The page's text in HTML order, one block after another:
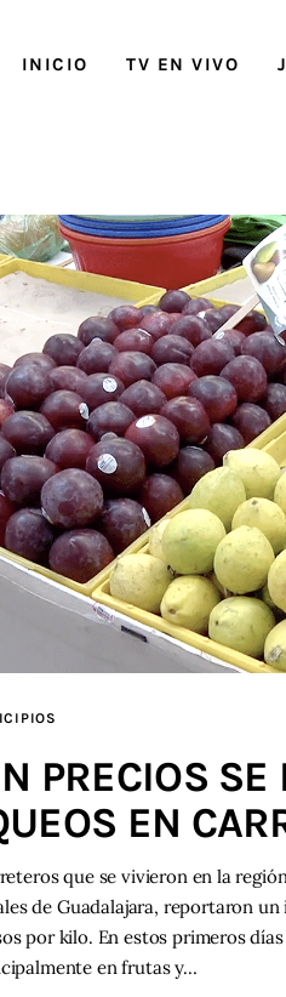
INICIO TV EN VIVO
PRECIOS
EN
que se vivieron en la
de Guadalajara, reportaron
por kilo. En estos primeros
en frutas y…